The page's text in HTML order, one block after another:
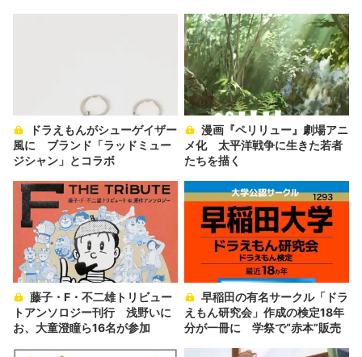
風に ブランド「ラッドミュー
ジシャン」とコラボ
メ化 太平洋戦争に生きた若者
たちを描く
トアンソロジー刊行 浅野いに
お、大童澄瞳ら16名が参加
えもん研究会」作成の検定18年
分が一冊に 学祭で“赤本”販売